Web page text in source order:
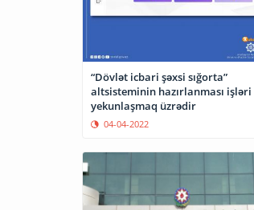
“Dövlət icbari şəxsi sığorta”
altsisteminin hazırlanması işləri
yekunlaşmaq üzrədir
04-04-2022